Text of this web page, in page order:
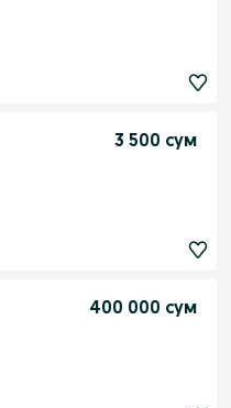
3 500 сум
400 000 сум